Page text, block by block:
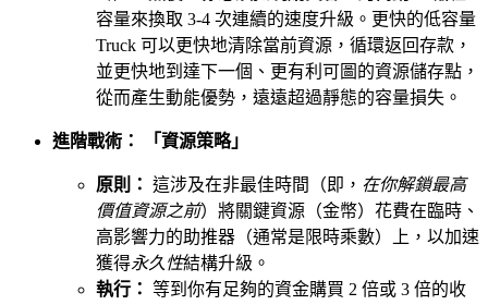
容量來換取 3-4 次連續的速度升級。更快的低容量
Truck 可以更快地清除當前資源，循環返回存款，
並更快地到達下一個、更有利可圖的資源儲存點，
從而產生動能優勢，遠遠超過靜態的容量損失。
進階戰術： 「資源策略」
原則： 這涉及在非最佳時間（即， 在你解鎖最高
價值資源之前）將關鍵資源（金幣）花費在臨時、
高影響力的助推器（通常是限時乘數）上，以加速
獲得永久性結構升級。
執行： 等到你有足夠的資金購買 2 倍或 3 倍的收